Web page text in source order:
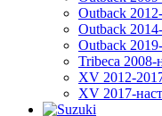
Outback
Outback
Outback
Tribeca 2008-
XV 2012-
XV 2017-